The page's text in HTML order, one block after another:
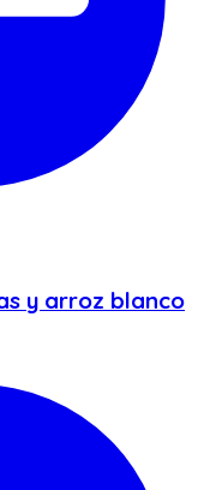
y arroz blanco